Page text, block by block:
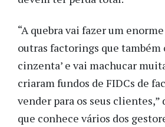
“A quebra vai fazer um
outras factorings que também
cinzenta’ e vai machucar
criaram fundos de FIDCs de
vender para os seus
que conhece vários dos